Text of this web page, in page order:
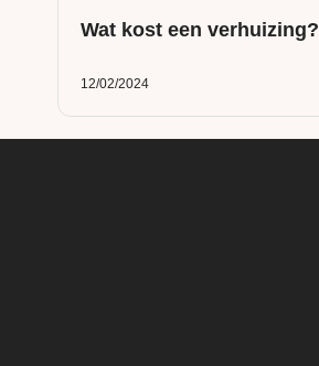
Wat kost een verhuizing?
12/02/2024